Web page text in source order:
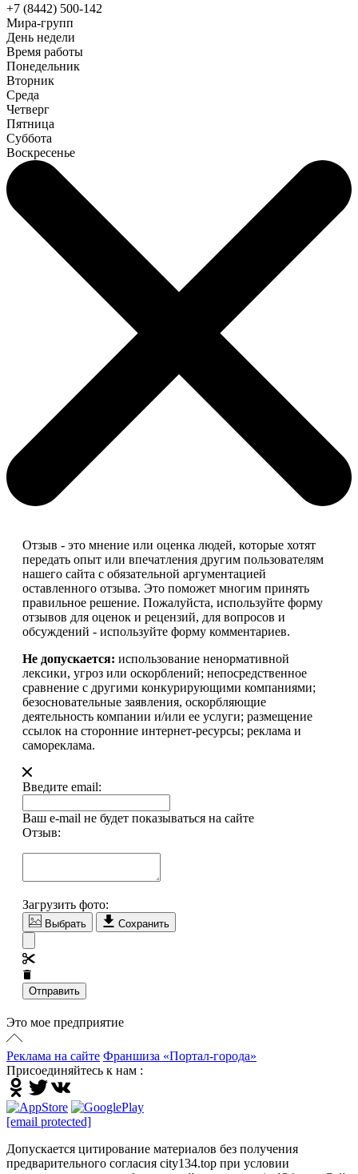
+7 (8442) 500-142
Мира-групп
День недели
Время работы
Понедельник
Вторник
Среда
Четверг
Пятница
Суббота
Воскресенье
Отзыв - это мнение или оценка людей, которые хотят
передать опыт или впечатления другим пользователям
нашего сайта с обязательной аргументацией
оставленного отзыва. Это поможет многим принять
правильное решение. Пожалуйста, используйте форму
отзывов для оценок и рецензий, для вопросов и
обсуждений - используйте форму комментариев.
Не допускается: использование ненормативной
лексики, угроз или оскорблений; непосредственное
сравнение с другими конкурирующими компаниями;
безосновательные заявления, оскорбляющие
деятельность компании и/или ее услуги; размещение
ссылок на сторонние интернет-ресурсы; реклама и
самореклама.
Введите email:
Ваш e-mail не будет показываться на сайте
Отзыв:
Загрузить фото:
Выбрать Сохранить
Отправить
Это мое предприятие
Реклама на сайте Франшиза «Портал-города»
Присоединяйтесь к нам :
[email protected]
Допускается цитирование материалов без получения
предварительного согласия city134.top при условии